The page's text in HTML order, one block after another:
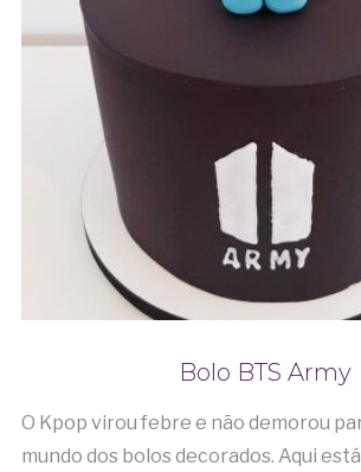
Bolo BTS Army
O Kpop virou febre e não demorou
mundo dos bolos decorados. Aqui